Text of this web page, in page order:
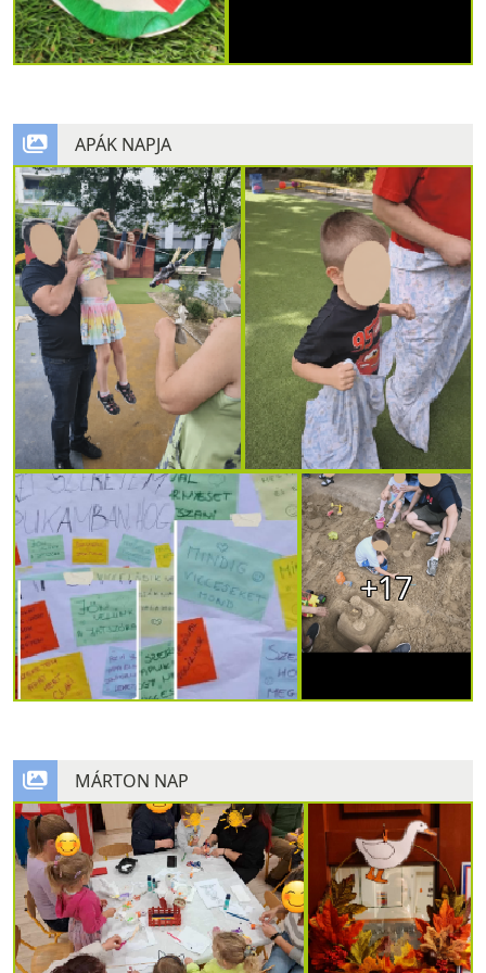
APÁK NAPJA
+17
MÁRTON NAP